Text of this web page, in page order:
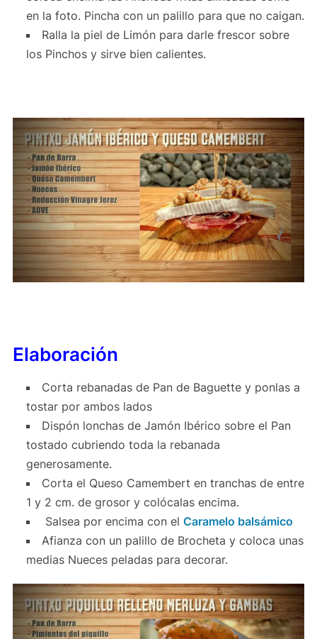
en la foto. Pincha con un palillo para que no caigan.
Ralla la piel de Limón para darle frescor sobre
los Pinchos y sirve bien calientes.
Elaboración
Corta rebanadas de Pan de Baguette y ponlas a
tostar por ambos lados
Dispón lonchas de Jamón Ibérico sobre el Pan
tostado cubriendo toda la rebanada
generosamente.
Corta el Queso Camembert en tranchas de entre
1 y 2 cm. de grosor y colócalas encima.
Salsea por encima con elCaramelo balsámico
Afianza con un palillo de Brocheta y coloca unas
medias Nueces peladas para decorar.